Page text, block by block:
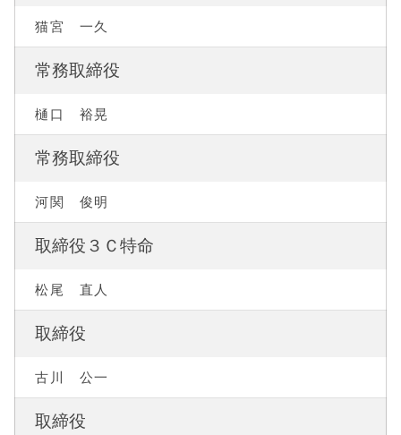
猫宮 一久
常務取締役
樋口 裕晃
常務取締役
河関 俊明
取締役３Ｃ特命
松尾 直人
取締役
古川 公一
取締役